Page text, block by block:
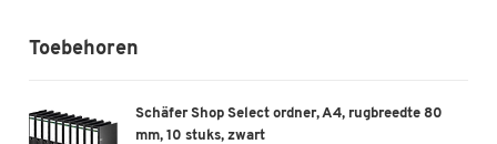
Toebehoren
Schäfer Shop Select ordner, A4, rugbreedte 80
mm, 10 stuks, zwart